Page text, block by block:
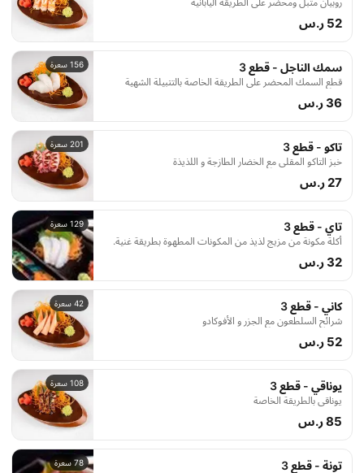
52 ر.س
156 سعرة سمك الناجل - قطع 3
قطع السمك المحضر على الطريقة الخاصة بالتتبيلة الشهية
36 ر.س
201 سعرة تاكو - قطع 3
خبز التاكو المقلي مع الخضار الطازجة و اللذيذة
27 ر.س
129 سعرة تاي - قطع 3
أكلة مكونة من مزيج لذيذ من المكونات المطهوة بطريقة غنية.
32 ر.س
42 سعرة كاني - قطع 3
شرائح السلطعون مع الجزر و الأفوكادو
52 ر.س
108 سعرة يوناقي - قطع 3
يوناقي بالطريقة الخاصة
85 ر.س
78 سعرة تونة - قطع 3